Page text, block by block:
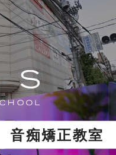
音痴矯正教室